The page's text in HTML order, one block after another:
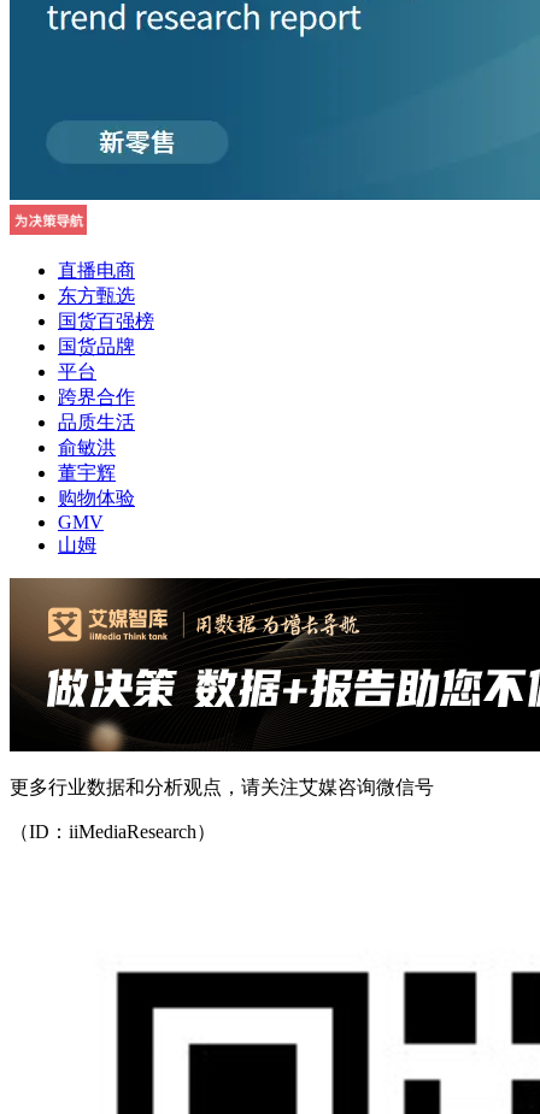
直播电商
东方甄选
国货百强榜
国货品牌
平台
跨界合作
品质生活
俞敏洪
董宇辉
购物体验
GMV
山姆
更多行业数据和分析观点，请关注艾媒咨询微信号
（ID：iiMediaResearch）